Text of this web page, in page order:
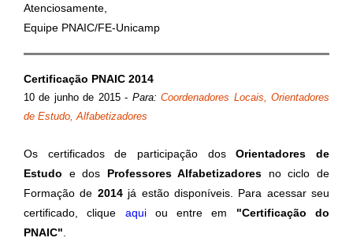
Atenciosamente,
Equipe PNAIC/FE-Unicamp
Certificação PNAIC 2014
10 de junho de 2015 - Para:Coordenadores Locais, Orientadores
de Estudo, Alfabetizadores
Os certificados de participação dosOrientadores de
Estudo e dos Professores Alfabetizadores no ciclo de
Formação de 2014 já estão disponíveis. Para acessar seu
certificado, clique aquiou entre em "Certificação do
PNAIC"